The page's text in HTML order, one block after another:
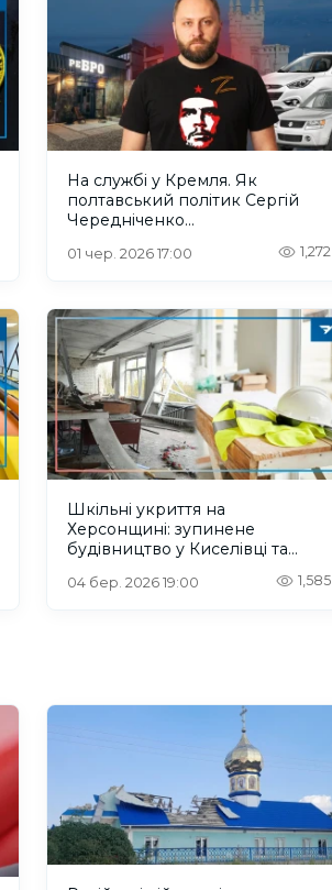
На службі у Кремля. Як
полтавський політик Сергій
Чередніченко
окупованої Херсонщини
01 чер. 2026 17:00 1,272
Шкільні укриття на
Херсонщині: зупинене
будівництво у Киселівці та
Борозенському
04 бер. 2026 19:00 1,585